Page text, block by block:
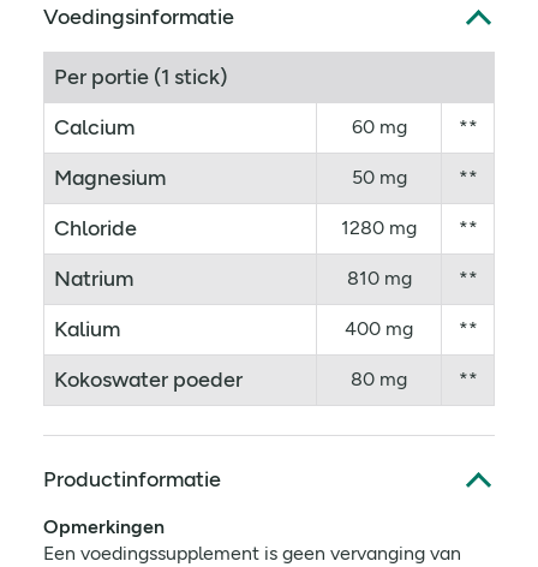
Voedingsinformatie
Per portie (1 stick)
Calcium
60 mg **
Magnesium 50 mg **
Chloride 1280 mg **
Natrium 810 mg **
Kalium 400 mg **
Kokoswater poeder 80 mg **
Productinformatie
Opmerkingen
Een voedingssupplement is geen vervanging van